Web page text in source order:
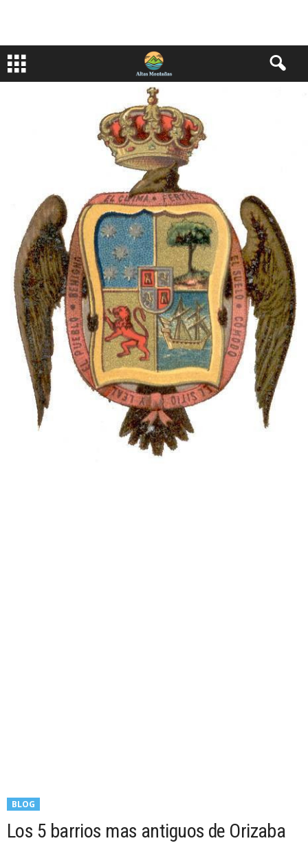
BLOG
Los 5 barrios mas antiguos de Orizaba